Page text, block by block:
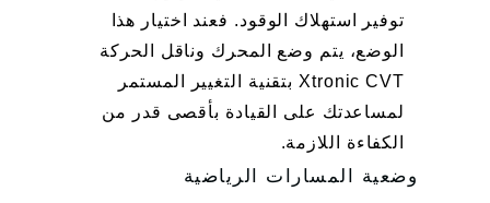
توفير استهلاك الوقود. فعند اختيار هذا
الوضع، يتم وضع المحرك وناقل الحركة
Xtronic CVT بتقنية التغيير المستمر
لمساعدتك على القيادة بأقصى قدر من
الكفاءة اللازمة.
وضعية المسارات الرياضية